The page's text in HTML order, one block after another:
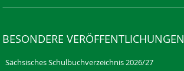
BESONDERE VERÖFFENTLICHUNGEN
Sächsisches Schulbuchverzeichnis 2026/27